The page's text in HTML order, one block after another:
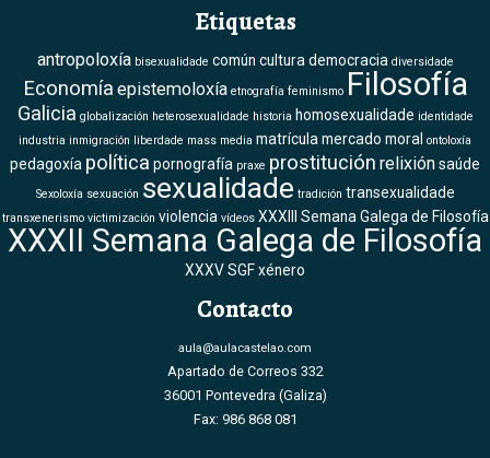
Etiquetas
antropoloxía bisexualidade común cultura democracia diversidade
Economía epistemoloxía etnografía feminismo Filosofía
Galicia globalización heterosexualidade historia homosexualidade identidade
industria inmigración liberdade mass media matrícula mercado moral ontoloxía
pedagoxía política pornografía praxe prostitución relixiónsaúde
Sexoloxía sexuación sexualidade tradición transexualidade
transxenerismo victimización violencia vídeos XXXIII Semana Galega de Filosofía
XXXII Semana Galega de Filosofía
XXXV SGFxénero
Contacto
aula@aulacastelao.com
Apartado de Correos 332
36001 Pontevedra (Galiza)
Fax: 986 868 081